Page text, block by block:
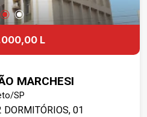
L
MARCHESI
SP
DORMITÓRIOS, 01